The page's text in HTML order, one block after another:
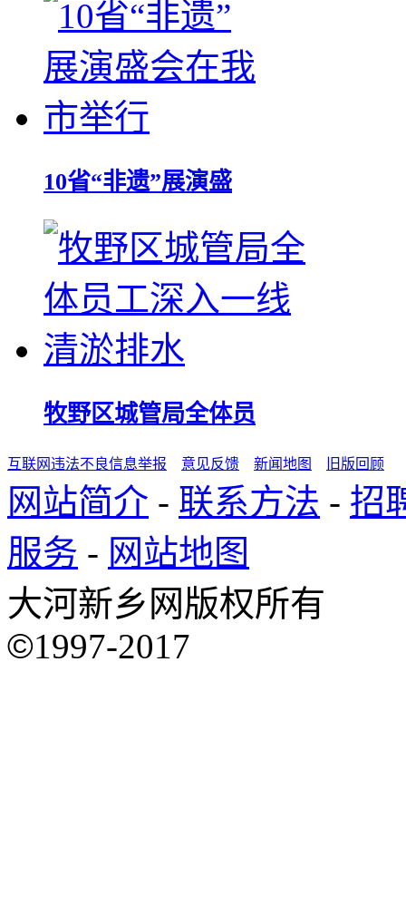
10省“非遗”展演盛
牧野区城管局全体员
互联网违法不良信息举报 意见反馈 新闻地图 旧版回顾
网站简介 - 联系方法 - 招
服务 - 网站地图
大河新乡网版权所有
©1997-2017